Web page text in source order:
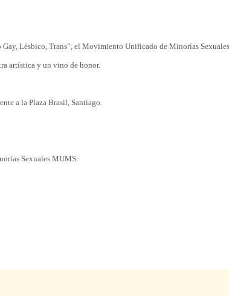
Lésbico, Trans”, el Movimiento Unificado de Minorías
artística y un vino de honor.
ala Plaza Brasil, Santiago.
Sexuales MUMS: